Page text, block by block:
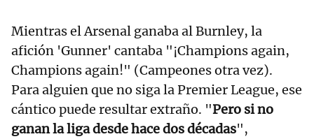
Mientras el Arsenal ganaba al Burnley, la
afición 'Gunner' cantaba "¡Champions again,
Champions again!" (Campeones otra vez).
Para alguien que no siga la Premier League, ese
cántico puede resultar extraño. "Pero si no
ganan la liga desde hace dos décadas",